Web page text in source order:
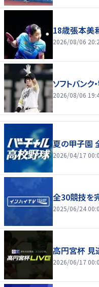
18歳張本美
2026/08/06
ソフトバン
2026/08/06
夏の甲子園
2026/04/17
全30競技を
2025/06/24
高円宮杯 見
2026/06/17